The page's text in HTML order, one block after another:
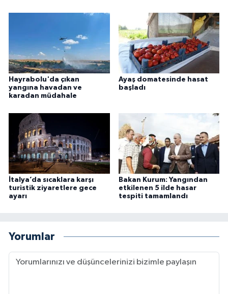
Hayrabolu'da çıkan
yangına havadan ve
karadan müdahale
Ayaş domatesinde hasat
başladı
İtalya’da sıcaklara karşı
turistik ziyaretlere gece
ayarı
Bakan Kurum: Yangından
etkilenen 5 ilde hasar
tespiti tamamlandı
Yorumlar